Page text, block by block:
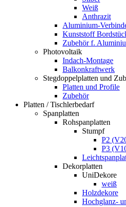
Weiß
Anthrazit
Aluminium-
Kunststoff
Zubehör f.
Photovoltaik
Indach-Montage
Balkonkraftwerk
Stegdoppelplatten und
Platten und Profile
Zubehör
Platten / Tischlerbedarf
Spanplatten
Rohspanplatten
Stumpf
P2
P3
Dekorplatten
UniDekore
weiß
Holzdekore
Hochglanz-